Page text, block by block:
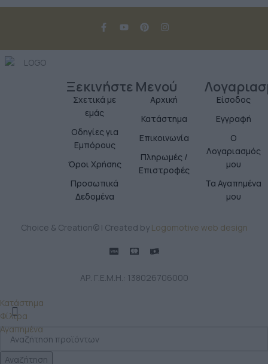
Ξεκινήστε
Σχετικά με
εμάς
Οδηγίες για
Εμπόρους
Όροι Χρήσης
Προσωπικά
Δεδομένα
Μενού
Αρχική
Κατάστημα
Επικοινωνία
Πληρωμές /
Επιστροφές
Είσοδος
Εγγραφή
Ο
Λογαριασμός
μου
Τα Αγαπημένα
μου
Choice & Creation© | Created by Logomotive web design
ΑΡ. Γ.Ε.Μ.Η.: 138026706000
Αναζήτηση
Κατάστημα
Φίλτρα
Αγαπημένα